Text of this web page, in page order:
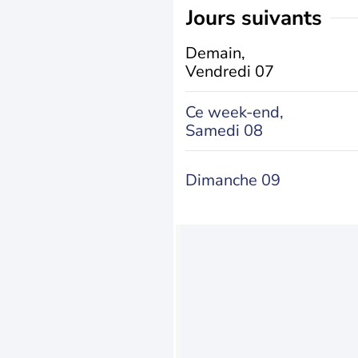
jours suivants
Demain,
Vendredi 07
Ce week-end,
Samedi 08
Dimanche 09